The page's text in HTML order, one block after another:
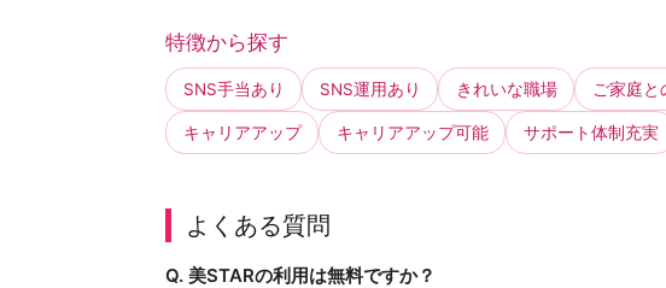
特徴から探す
SNS手当あり SNS運用あり きれいな職場 ご家庭と
キャリアアップ キャリアアップ可能 サポート体制充実
よくある質問
Q. 美STARの利用は無料ですか？